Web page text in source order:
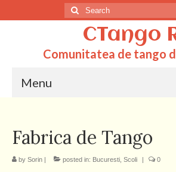
Search
for:
CTango
Comunitatea de tango
Menu
Totul despre tango
Dictionar
Fabrica de Tango
by Sorin | posted in: Bucuresti Scoli | 0